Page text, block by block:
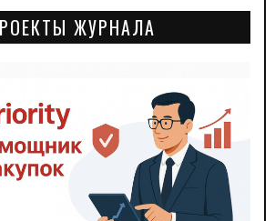
ЖУРНАЛА